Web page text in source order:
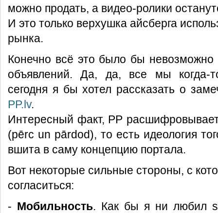
можно продать, а видео-ролики
И это только верхушка айсберга
рынка.
Конечно всё это было бы невозможно
объявлений. Да, да, все мы когда-
сегодня я бы хотел рассказать о
PP.lv.
Интересный факт, PP
(pērc un pārdod), то есть идеология
вшита в саму концепцию портала.
Вот некоторые сильные стороны, с
согласиться:
- Мобильность. Как бы я ни любил